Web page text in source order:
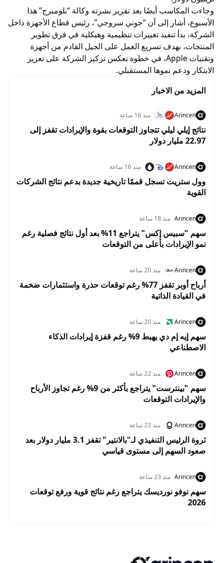
وجاءت المكاسب أيضًا بعد تقرير نشرته وكالة “بلومبرج” هذا
الأسبوع، أشار إلى أن “جوني سروجي”، رئيس قطاع الأجهزة داخل
الشركة، بدأ تنفيذ تغييرات تنظيمية وهيكلية في فرق تطوير
المنتجات، بهدف تسريع العمل على الجيل القادم من أجهزة
وتقنيات Apple، في خطوة تعكس تركيز الشركة على تعزيز
الابتكار ودعم نموها المستقبلي.
المزيد من الاخبار
Arincen منذ 16 ساعة
نتائج إيلي ليلي تتجاوز التوقعات بقوة والإيرادات تقفز إلى
22.97 مليار دولار
Arincen منذ 16 ساعة
وول ستريت تسجل قممًا تاريخية جديدة بدعم نتائج الشركات
القوية
Arincen منذ 18 ساعة
سهم "سبيس إكس" يتراجع 11% بعد أول نتائج فصلية رغم
نمو الإيرادات بأعلى من التوقعات
Arincen منذ 20 ساعة
أرباح أوبر تقفز 77% رغم توقعات حذرة واستثمارات ضخمة
في القيادة الذاتية
Arincen منذ 20 ساعة
سهم إيه إم دي يهبط 9% رغم قفزة إيرادات الذكاء
الاصطناعي
Arincen منذ 22 ساعة
سهم "بينترست" يتراجع بأكثر من 9% رغم تجاوز الأرباح
والإيرادات التوقعات
Arincen منذ 23 ساعة
ثروة الرئيس التنفيذي لـ"بالانتير" تقفز 3.1 مليار دولار بعد
صعود السهم إلى مستوى قياسي
Arincen منذ 23 ساعة
سهم نوفو نورديسك يتراجع رغم نتائج قوية ورفع توقعات
2026